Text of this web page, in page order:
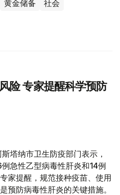
黄金储备 社会
险 专家提醒科学预防
塔纳市卫生防疫部门表示，
急性乙型病毒性肝炎和14例
家提醒，规范接种疫苗、使用
预防病毒性肝炎的关键措施。